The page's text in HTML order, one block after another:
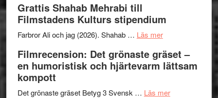
Files:
I
Want
Believe
–
Frankenshtey
West
presenterar
nya
titlar
årets
Grattis Shahab Mehrabi till
Filmstadens Kulturs stipendium
Farbror Ali och jag (2026). Shahab … Läs merom
Shahab
Mehrabi
Filmstadens
Filmrecension: Det grönaste gräset –
en humoristisk och hjärtevarm lättsam
kompott
Det grönaste gräset Betyg 3 Svensk … Läs merom